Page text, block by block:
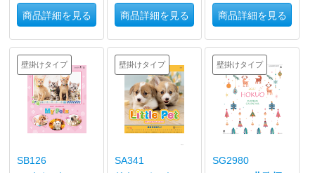
商品詳細を見る 商品詳細を見る 商品詳細を見る
壁掛けタイプ
SB126
壁掛けタイプ
SA341
壁掛けタイプ
SG2980